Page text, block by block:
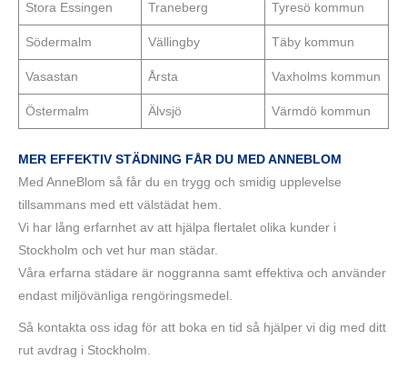
Stora Essingen‎ Traneberg Tyresö kommun
Södermalm‎ Vällingby Täby kommun
Vasastan‎ Årsta Vaxholms kommun
Östermalm‎ Älvsjö Värmdö kommun
MER EFFEKTIV STÄDNING FÅR DU MED ANNEBLOM
Med AnneBlom så får du en trygg och smidig upplevelse
tillsammans med ett välstädat hem.
Vi har lång erfarnhet av att hjälpa flertalet olika kunder i
Stockholm och vet hur man städar.
Våra erfarna städare är noggranna samt effektiva och använder
endast miljövänliga rengöringsmedel.
Så kontakta oss idag för att boka en tid så hjälper vi dig med ditt
rut avdrag i Stockholm.